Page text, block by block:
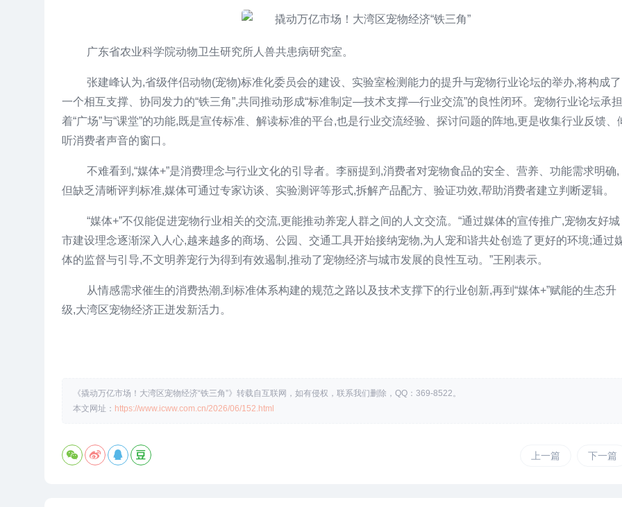
广东省农业科学院动物卫生研究所人兽共患病研究室。
张建峰认为,省级伴侣动物(宠物)标准化委员会的建设、实验室检测能力的提升与宠物行业论坛的举办,将构成了
一个相互支撑、协同发力的“铁三角”,共同推动形成“标准制定—技术支撑—行业交流”的良性闭环。宠物行业论坛承担
着“广场”与“课堂”的功能,既是宣传标准、解读标准的平台,也是行业交流经验、探讨问题的阵地,更是收集行业反馈、
听消费者声音的窗口。
不难看到,“媒体+”是消费理念与行业文化的引导者。李丽提到,消费者对宠物食品的安全、营养、功能需求明确,
但缺乏清晰评判标准,媒体可通过专家访谈、实验测评等形式,拆解产品配方、验证功效,帮助消费者建立判断逻辑。
“媒体+”不仅能促进宠物行业相关的交流,更能推动养宠人群之间的人文交流。“通过媒体的宣传推广,宠物友好城
市建设理念逐渐深入人心,越来越多的商场、公园、交通工具开始接纳宠物,为人宠和谐共处创造了更好的环境;通过
体的监督与引导,不文明养宠行为得到有效遏制,推动了宠物经济与城市发展的良性互动。”王刚表示。
从情感需求催生的消费热潮,到标准体系构建的规范之路以及技术支撑下的行业创新,再到“媒体+”赋能的生态升
级,大湾区宠物经济正迸发新活力。
《撬动万亿市场！大湾区宠物经济“铁三角”》转载自互联网，如有侵权，联系我们删除，QQ：369-8522。
本文网址： https://www.icww.com.cn/2026/06/152.html
上一篇 下一篇